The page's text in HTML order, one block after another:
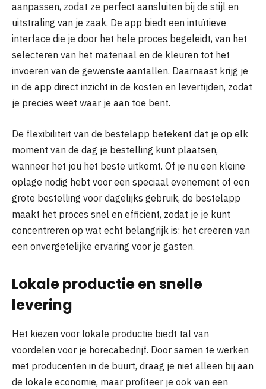
aanpassen, zodat ze perfect aansluiten bij de stijl en
uitstraling van je zaak. De app biedt een intuïtieve
interface die je door het hele proces begeleidt, van het
selecteren van het materiaal en de kleuren tot het
invoeren van de gewenste aantallen. Daarnaast krijg je
in de app direct inzicht in de kosten en levertijden, zodat
je precies weet waar je aan toe bent.
De flexibiliteit van de bestelapp betekent dat je op elk
moment van de dag je bestelling kunt plaatsen,
wanneer het jou het beste uitkomt. Of je nu een kleine
oplage nodig hebt voor een speciaal evenement of een
grote bestelling voor dagelijks gebruik, de bestelapp
maakt het proces snel en efficiënt, zodat je je kunt
concentreren op wat echt belangrijk is: het creëren van
een onvergetelijke ervaring voor je gasten.
Lokale productie en snelle
levering
Het kiezen voor lokale productie biedt tal van
voordelen voor je horecabedrijf. Door samen te werken
met producenten in de buurt, draag je niet alleen bij aan
de lokale economie, maar profiteer je ook van een